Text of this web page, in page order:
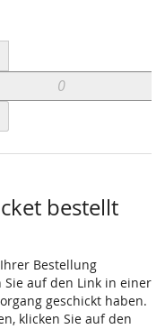
bestellt
Bestellung
auf den Link in einer
geschickt haben.
klicken Sie auf den